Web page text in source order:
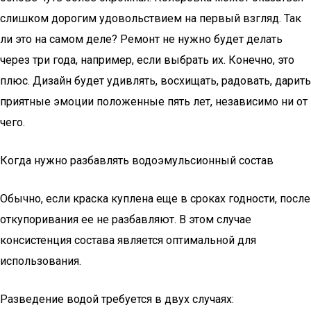
слишком дорогим удовольствием на первый взгляд. Так
ли это на самом деле? Ремонт не нужно будет делать
через три года, например, если выбрать их. Конечно, это
плюс. Дизайн будет удивлять, восхищать, радовать, дарить
приятные эмоции положенные пять лет, независимо ни от
чего.
Когда нужно разбавлять водоэмульсионный состав
Обычно, если краска куплена еще в сроках годности, после
откупоривания ее не разбавляют. В этом случае
консистенция состава является оптимальной для
использования.
Разведение водой требуется в двух случаях: